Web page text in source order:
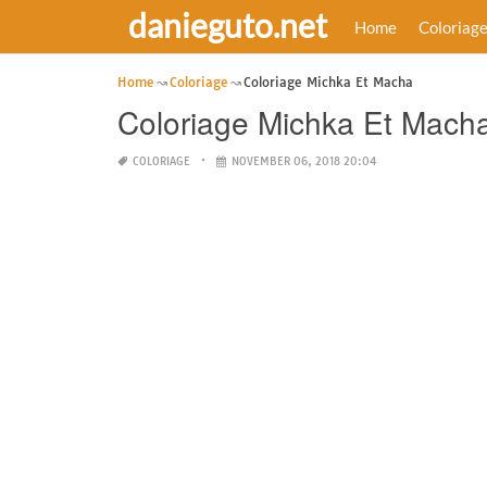
danieguto.net Home Coloriage
Home Coloriage Coloriage Michka Et Macha
Coloriage Michka Et
COLORIAGE NOVEMBER 06, 2018 20:04